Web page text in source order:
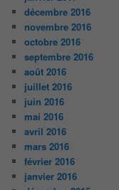
décembre 2016
novembre 2016
octobre 2016
septembre 2016
août 2016
juillet 2016
juin 2016
mai 2016
avril 2016
mars 2016
février 2016
janvier 2016